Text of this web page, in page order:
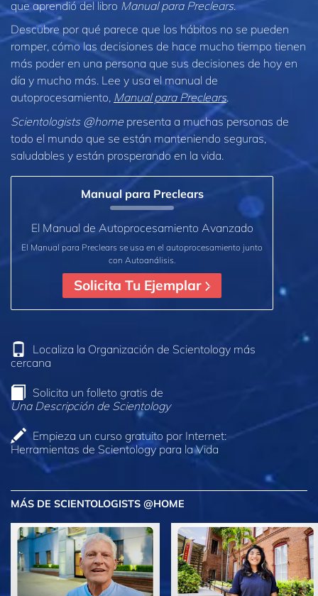
que aprendió del libro Manual para Preclears.
Descubre por qué parece que los hábitos no se pueden
romper, cómo las decisiones de hace mucho tiempo tienen
más poder en una persona que sus decisiones de hoy en
día y mucho más. Lee y usa el manual de
autoprocesamiento, Manual para Preclears.
Scientologists @home presenta a muchas personas de
todo el mundo que se están manteniendo seguras,
saludables y están prosperando en la vida.
Manual para Preclears
El Manual de Autoprocesamiento Avanzado
El Manual para Preclears se usa en el autoprocesamiento junto
con Autoanálisis.
Solicita Tu Ejemplar
Localiza la Organización de Scientology más
cercana
Solicita un folleto gratis de
Una Descripción de Scientology
Empieza un curso gratuito por Internet:
Herramientas de Scientology para la Vida
MÁS DE SCIENTOLOGISTS @HOME